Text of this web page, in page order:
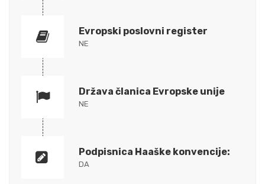
Evropski poslovni register
NE
Država članica Evropske unije
NE
Podpisnica Haaške konvencije:
DA